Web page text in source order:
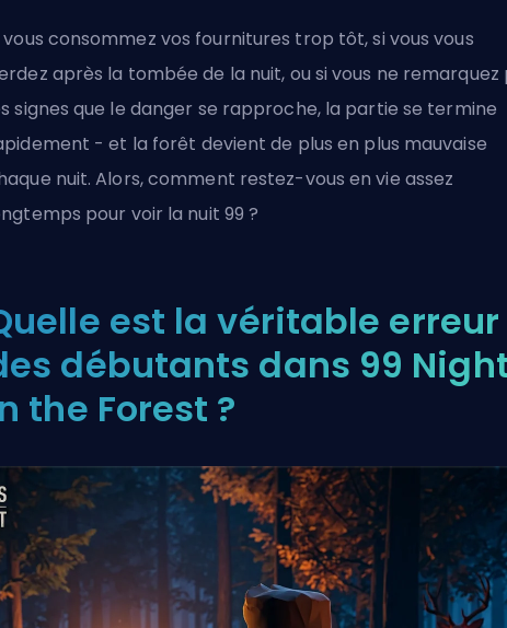
vous consommez vos fournitures trop tôt, si vous vous
après la tombée de la nuit, ou si vous ne remarquez
signes que le danger se rapproche, la partie se termine
- et la forêt devient de plus en plus mauvaise
nuit. Alors, comment restez-vous en vie assez
pour voir la nuit 99 ?
est la véritable erreur
débutants dans 99
the Forest ?